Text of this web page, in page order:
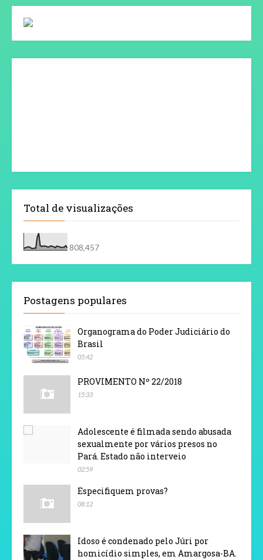
Total de visualizações
808,457
Postagens populares
Organograma do Poder Judiciário do
Brasil
05:42
PROVIMENTO Nº 22/2018
15:33
Adolescente é filmada sendo abusada
sexualmente por vários presos no
Pará. Estado não interveio
02:59
Especifiquem provas?
08:12
Idoso é condenado pelo Júri por
homicídio simples, em Amargosa-BA.